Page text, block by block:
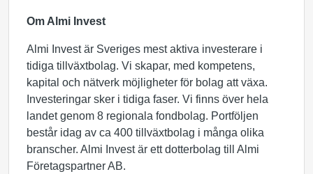
Om Almi Invest
Almi Invest är Sveriges mest aktiva investerare i
tidiga tillväxtbolag. Vi skapar, med kompetens,
kapital och nätverk möjligheter för bolag att växa.
Investeringar sker i tidiga faser. Vi finns över hela
landet genom 8 regionala fondbolag. Portföljen
består idag av ca 400 tillväxtbolag i många olika
branscher. Almi Invest är ett dotterbolag till Almi
Företagspartner AB.